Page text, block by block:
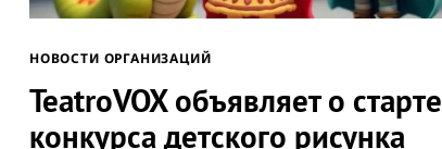
НОВОСТИ ОРГАНИЗАЦИЙ
TeatroVOX объявляет о старте
конкурса детского рисунка